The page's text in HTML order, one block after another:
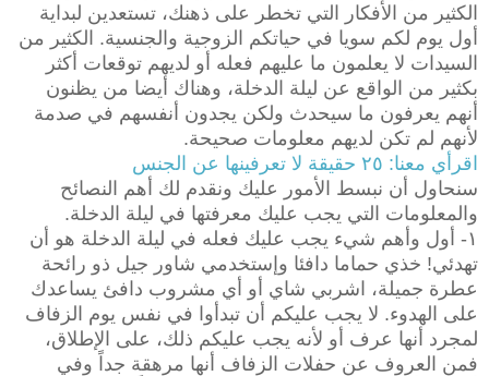
الكثير من الأفكار التي تخطر على ذهنك، تستعدين لبداية
أول يوم لكم سويا في حياتكم الزوجية والجنسية. الكثير من
السيدات لا يعلمون ما عليهم فعله أو لديهم توقعات أكثر
بكثير من الواقع عن ليلة الدخلة، وهناك أيضا من يظنون
أنهم يعرفون ما سيحدث ولكن يجدون أنفسهم في صدمة
لأنهم لم تكن لديهم معلومات صحيحة.
اقرأي معنا: ٢٥ حقيقة لا تعرفينها عن الجنس
سنحاول أن نبسط الأمور عليك ونقدم لك أهم النصائح
والمعلومات التي يجب عليك معرفتها في ليلة الدخلة.
١- أول وأهم شيء يجب عليك فعله في ليلة الدخلة هو أن
تهدئي! خذي حماما دافئا وإستخدمي شاور جيل ذو رائحة
عطرة جميلة، اشربي شاي أو أي مشروب دافئ يساعدك
على الهدوء. لا يجب عليكم أن تبدأوا في نفس يوم الزفاف
لمجرد أنها عرف أو لأنه يجب عليكم ذلك، على الإطلاق،
فمن العروف عن حفلات الزفاف أنها مرهقة جداً وفي